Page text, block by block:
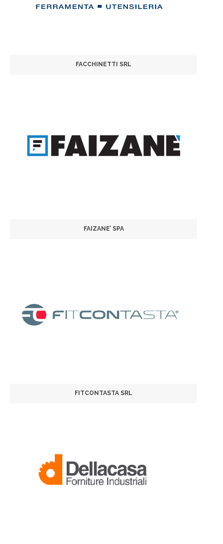
FACCHINETTI SRL
FAIZANE’ SPA
FITCONTASTA SRL